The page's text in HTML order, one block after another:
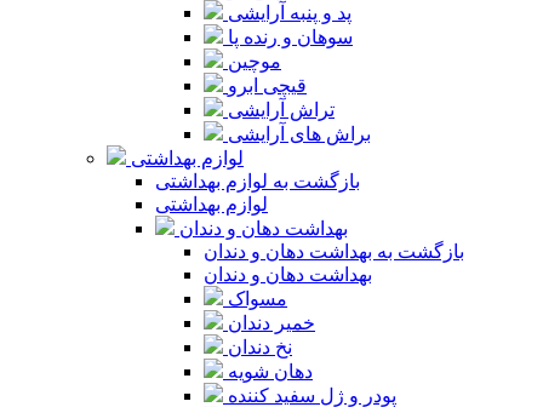
پد و پنبه آرایشی
سوهان و رنده پا
موچین
قیچی ابرو
تراش آرایشی
براش های آرایشی
لوازم بهداشتی
بازگشت به لوازم بهداشتی
لوازم بهداشتی
بهداشت دهان و دندان
بازگشت به بهداشت دهان و دندان
بهداشت دهان و دندان
مسواک
خمیر دندان
نخ دندان
دهان شویه
پودر و ژل سفید کننده